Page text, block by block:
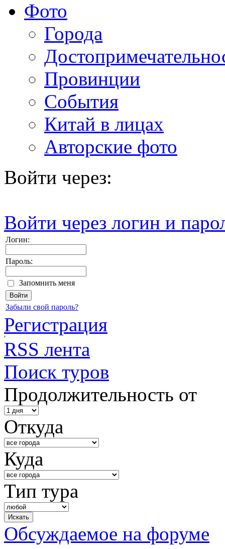
Фото
Города
Провинции
События
Китай в лицах
Авторские фото
Войти через:
Войти через логин и
Логин:
Пароль:
Запомнить меня
Забыли свой пароль?
Регистрация
RSS лента
Поиск туров
Продолжительность от
Откуда
Куда
Тип тура
Обсуждаемое на форуме